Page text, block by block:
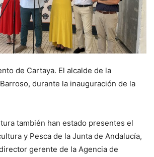
de Cartaya. El alcalde de la
durante la inauguración de la
también han estado presentes el
y Pesca de la Junta de Andalucía,
gerente de la Agencia de